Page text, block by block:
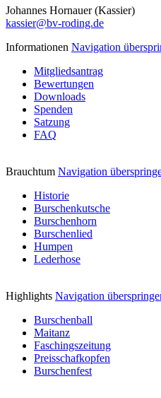
Johannes Hornauer (Kassier)
kassier@bv-roding.de
Informationen Navigation
Mitgliedsantrag
Bewertungen
Downloads
Spenden
Satzung
FAQ
Brauchtum Navigation
Historie
Burschenkutsche
Burschenhorn
Burschenlied
Humpen
Lederhose
Highlights Navigation
Burschenball
Maitanz
Faschingszeitung
Preisschafkopfen
Burschenfest